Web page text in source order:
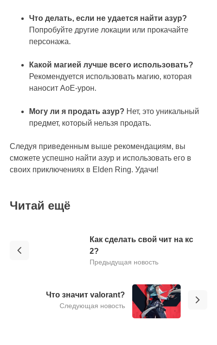
Что делать, если не удается найти азур?
Попробуйте другие локации или прокачайте
персонажа.
Какой магией лучше всего использовать?
Рекомендуется использовать магию, которая
наносит AoE-урон.
Могу ли я продать азур? Нет, это уникальный
предмет, который нельзя продать.
Следуя приведенным выше рекомендациям, вы
сможете успешно найти азур и использовать его в
своих приключениях в Elden Ring. Удачи!
Читай ещё
Как сделать свой чит на кс
2?
Предыдущая новость
Что значит valorant?
Следующая новость